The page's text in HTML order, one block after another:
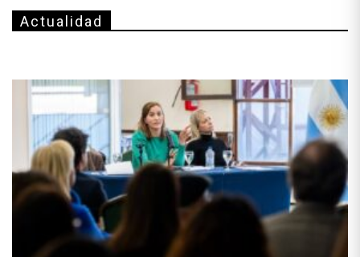
Actualidad